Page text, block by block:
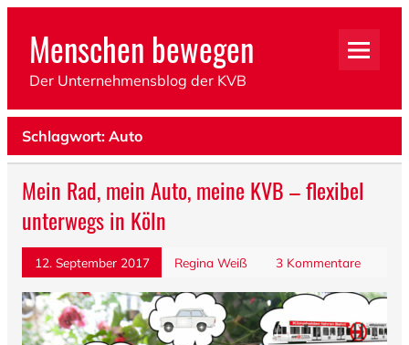
Menschen bewegen
Der Unternehmensblog der KVB
Schlagwort: Auto
Mein Rad, mein Auto, meine KVB – flexibel
unterwegs in Köln
12. September 2017 Regina Weiß 3 Kommentare